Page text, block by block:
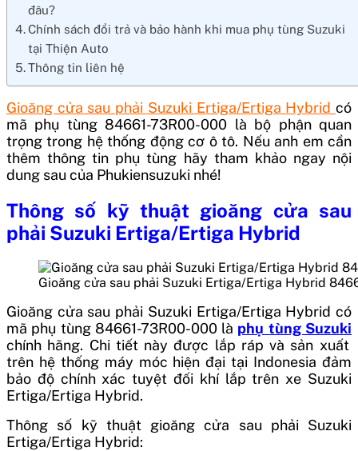
đâu?
Chính sách đổi trả và bảo hành khi mua phụ tùng Suzuki
tại Thiện Auto
Thông tin liên hệ
Gioăng cửa sau phải Suzuki Ertiga/Ertiga Hybrid có
mã phụ tùng 84661-73R00-000 là bộ phận quan
trọng trong hệ thống động cơ ô tô. Nếu anh em cần
thêm thông tin phụ tùng hãy tham khảo ngay nội
dung sau của Phukiensuzuki nhé!
Thông số kỹ thuật gioăng cửa sau
phải Suzuki Ertiga/Ertiga Hybrid
Gioăng cửa sau phải Suzuki Ertiga/Ertiga Hybrid
Gioăng cửa sau phải Suzuki Ertiga/Ertiga Hybrid có
mã phụ tùng 84661-73R00-000là phụ tùng Suzuki
chính hãng. Chi tiết này được lắp ráp và sản xuất
trên hệ thống máy móc hiện đại tại Indonesia đảm
bảo độ chính xác tuyệt đối khí lắp trên xe Suzuki
Ertiga/Ertiga Hybrid.
Thông số kỹ thuậtgioăng cửa sau phải Suzuki
Ertiga/Ertiga Hybrid: